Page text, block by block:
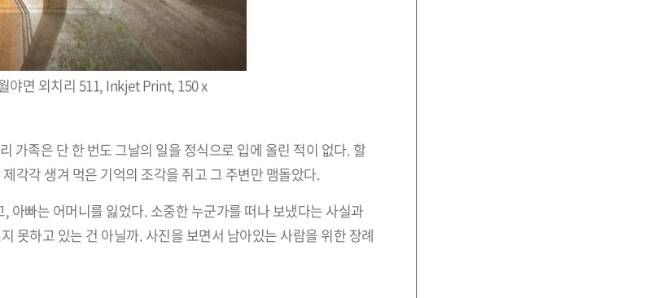
야면 외치리 511, Inkjet Print, 150 x
가족은 단 한 번도 그날의 일을 정식으로 입에 올린 적이 없다. 할
각각 생겨 먹은 기억의 조각을 쥐고 그 주변만 맴돌았다.
아빠는 어머니를 잃었다. 소중한 누군가를 떠나 보냈다는 사실과
못하고 있는 건 아닐까. 사진을 보면서 남아있는 사람을 위한 장례